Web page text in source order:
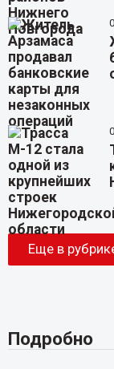
Еще в
Подробно